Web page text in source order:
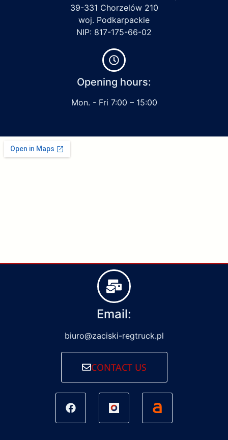
39-331 Chorzelów 210
woj. Podkarpackie
NIP: 817-175-66-02
Opening hours:
Mon. - Fri 7:00 – 15:00
Email:
biuro@zaciski-regtruck.pl
CONTACT US